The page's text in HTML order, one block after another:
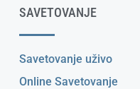
SAVETOVANJE
Savetovanje uživo
Online Savetovanje